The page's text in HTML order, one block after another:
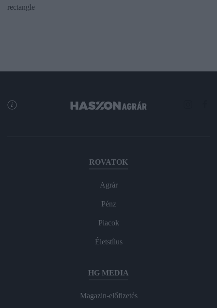
rectangle
ROVATOK
Agrár
Pénz
Piacok
Életstílus
HG MEDIA
Magazin-előfizetés